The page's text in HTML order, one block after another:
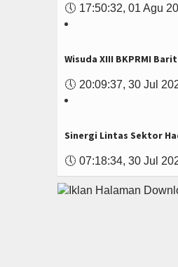
🕔 17:50:32, 01 Agu
Wisuda XIII BKPRMI
🕔 20:09:37, 30 Jul
Sinergi Lintas Sektor
🕔 07:18:34, 30 Jul